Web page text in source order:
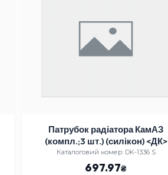
Патрубок радіатора КамАЗ
(компл.;3 шт.) (силікон) <ДК>
Каталоговий номер: DK-1336 S
697.97